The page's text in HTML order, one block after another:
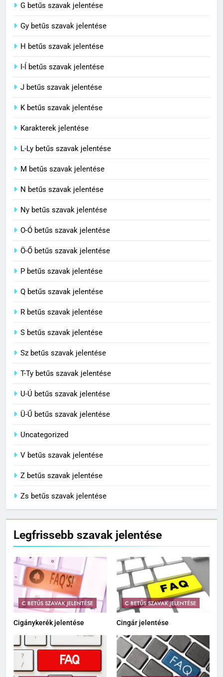
4
Contemporary jelentése
5
Célkitűzés jelentése
C BETŰS SZAVAK JELENTÉSE
C BETŰS SZAVAK JELENTÉSE
8
Centenárium jelentése
G betűs szavak jelentése
Gy betűs szavak jelentése
H betűs szavak jelentése
I-Í betűs szavak jelentése
J betűs szavak jelentése
K betűs szavak jelentése
Karakterek jelentése
L-Ly betűs szavak jelentése
M betűs szavak jelentése
N betűs szavak jelentése
Ny betűs szavak jelentése
O-Ó betűs szavak jelentése
Ö-Ő betűs szavak jelentése
P betűs szavak jelentése
Q betűs szavak jelentése
R betűs szavak jelentése
S betűs szavak jelentése
Sz betűs szavak jelentése
T-Ty betűs szavak jelentése
U-Ú betűs szavak jelentése
Ü-Ű betűs szavak jelentése
Uncategorized
V betűs szavak jelentése
Z betűs szavak jelentése
Zs betűs szavak jelentése
Legfrissebb szavak jelentése
C BETŰS SZAVAK JELENTÉSE
Cigánykerék jelentése
C BETŰS SZAVAK JELENTÉSE
Cingár jelentése